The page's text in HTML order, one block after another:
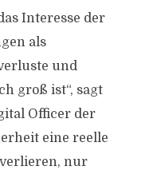
Interesse der
als
und
groß ist“, sagt
Officer der
eine reelle
verlieren, nur